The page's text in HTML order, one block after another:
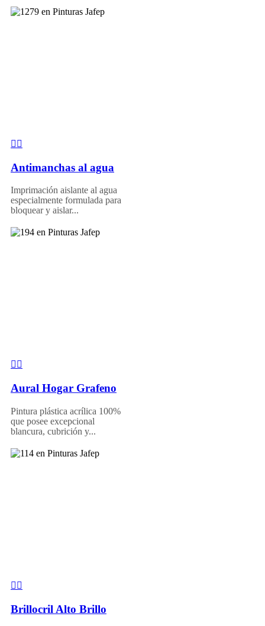
Antimanchas al agua
Imprimación aislante al agua
especialmente formulada para
bloquear y aislar...
Aural Hogar Grafeno
Pintura plástica acrílica 100%
que posee excepcional
blancura, cubrición y...
Brillocril Alto Brillo